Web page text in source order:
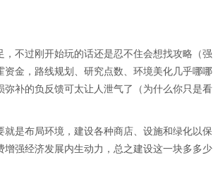
不过刚开始玩的话还是忍不住会想找攻略（强
金，路线规划、研究点数、环境美化几乎哪哪
补的负反馈可太让人泄气了（为什么你只是看
是布局环境，建设各种商店、设施和绿化以保
强经济发展内生动力，总之建设这一块多多少